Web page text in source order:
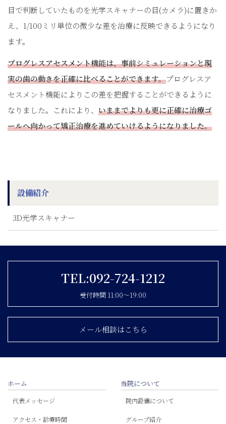
目で判断していたものを光学スキャナーの目(カメラ)に置きか
え、1/100ミリ単位の微少な差を治療に反映できるようになり
ます。
プログレスアセスメント機能は、事前シミュレーションと現
実の歯の動きを正確に比べることができます。プログレスア
セスメント機能によりこの差を把握することができるように
なりました。これにより、 いままでよりも更に正確に治療ゴ
ールへ向かって矯正治療を進めていけるようになりました。
設備紹介
3D光学スキャナー
TEL:092-724-1212
受付時間 11:00〜19:00
メール相談はこちら
ホーム
代表メッセージ
アクセス・診療時間
当院について
院内設備について
グループ紹介